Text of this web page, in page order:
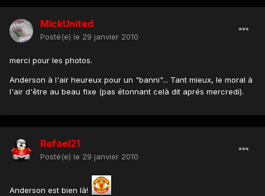
MickUnited
Posté(e) le 29 janvier 2010
merci pour les photos.
Anderson à l'air heureux pour un "banni"... Tant mieux, le moral à
l'air d'être au beau fixe (pas étonnant celà dit aprés mercredi).
Rafael21
Posté(e) le 29 janvier 2010
Anderson est bien là!